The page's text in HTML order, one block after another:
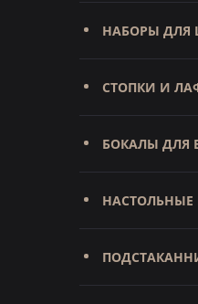
НАБОРЫ
СТОПКИ И
БОКАЛЫ ДЛЯ
НАСТОЛЬНЫЕ
(95х18,
В